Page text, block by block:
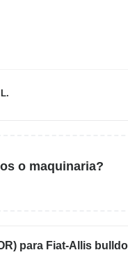
o maquinaria?
para Fiat-Allis